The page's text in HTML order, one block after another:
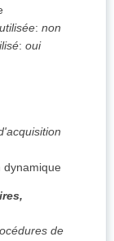
: non
: oui
dynamique
de